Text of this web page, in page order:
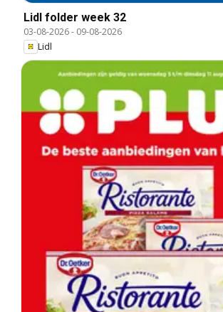
Lidl folder week 32
03-08-2026- 09-08-2026
Lidl